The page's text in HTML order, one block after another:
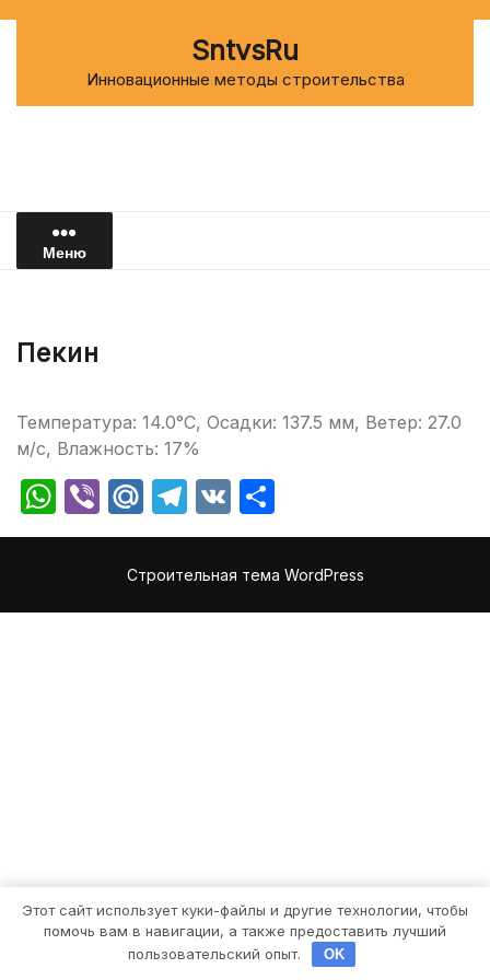
SntvsRu
Инновационные методы строительства
Меню
Пекин
Температура: 14.0°C, Осадки: 137.5 мм, Ветер: 27.0
м/с, Влажность: 17%
WhatsApp
ViberMail.Ru
Telegram
VK
Строительная тема WordPress
Этот сайт использует куки-файлы и другие технологии, чтобы
помочь вам в навигации, а также предоставить лучший
пользовательский опыт.
OK